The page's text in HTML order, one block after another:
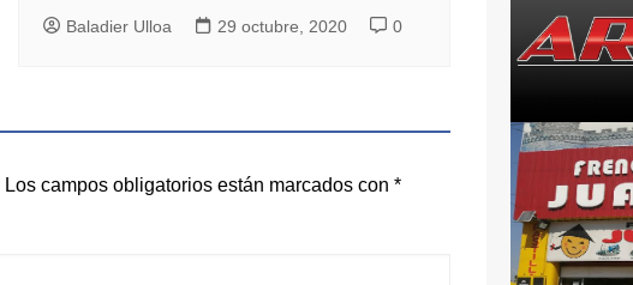
Baladier Ulloa 29 octubre, 2020 0
Los campos obligatorios están marcados con *